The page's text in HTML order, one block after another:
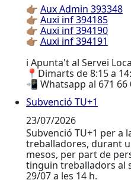
👉🏽 Aux Admin 393348
👉🏽 Auxi inf 394185
👉🏽 Auxi inf 394190
👉🏽 Auxi inf 394191
ℹ️ Apunta't al Servei
📍Dimarts de 8:15 a
📲 Whatsapp al 671 66
Subvenció TU+1
Subvenció TU+1
23/07/2026
Subvenció TU+1 per a
treballadores, durant
mesos, per part de
tinguin treballadors al
29/07 a les 14 h.